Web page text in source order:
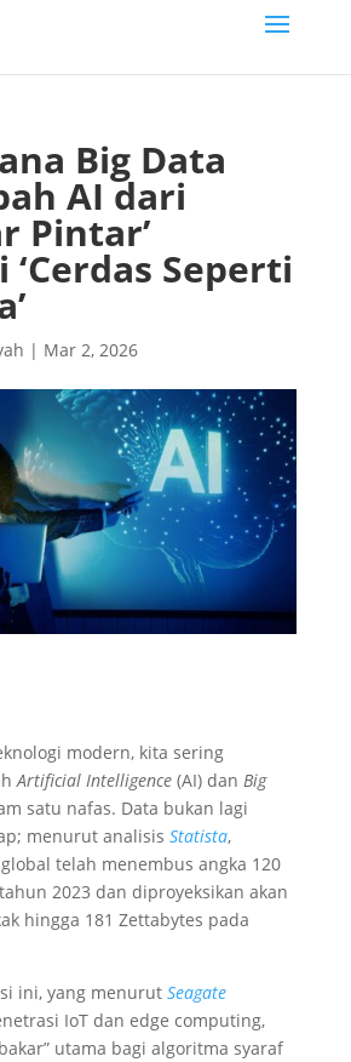
Big Data
AI dari
Pintar’
Seperti
| Mar 2, 2026
modern, kita sering
Artificial Intelligence(AI) dan Big
satu nafas. Data bukan lagi
menurut analisis Statista,
telah menembus angka 120
2023 dan diproyeksikan akan
hingga 181 Zettabytes pada
ini, yang menurut Seagate
IoT dan edge computing,
utama bagi algoritma syaraf